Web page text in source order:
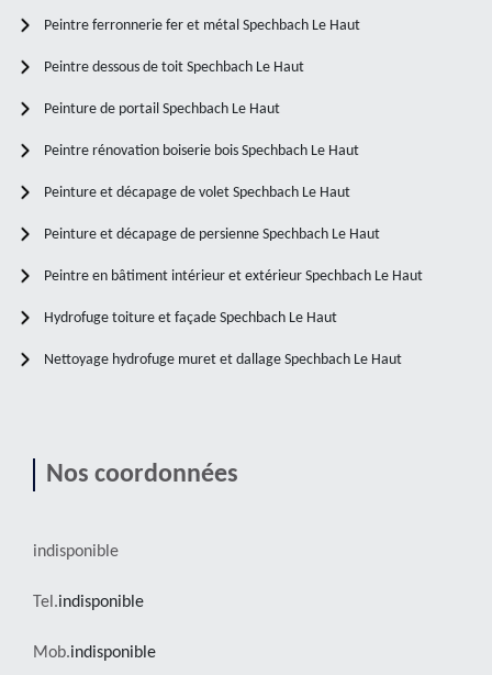
Peintre ferronnerie fer et métal Spechbach Le Haut
Peintre dessous de toit Spechbach Le Haut
Peinture de portail Spechbach Le Haut
Peintre rénovation boiserie bois Spechbach Le Haut
Peinture et décapage de volet Spechbach Le Haut
Peinture et décapage de persienne Spechbach Le Haut
Peintre en bâtiment intérieur et extérieur Spechbach Le Haut
Hydrofuge toiture et façade Spechbach Le Haut
Nettoyage hydrofuge muret et dallage Spechbach Le Haut
Nos coordonnées
indisponible
Tel.indisponible
Mob.indisponible